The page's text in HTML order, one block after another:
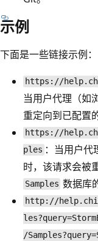
示例
下面是一些链接示例：
https://
当用户代理（如
重定向到已配置
https://
ples ：当用户代
时，该请求会被
Samples 数据库
http://
/